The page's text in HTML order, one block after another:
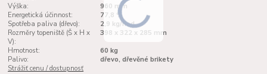
Výška:
960 mm
Energetická účinnost:
77,8 %
Spotřeba paliva (dřevo):
2,9 kg/hod.
Rozměry topeniště (Š x H x
V):
398 x 322 x 285 mm
Hmotnost:
60 kg
Palivo:
dřevo, dřevěné brikety
Strážiť cenu / dostupnosť